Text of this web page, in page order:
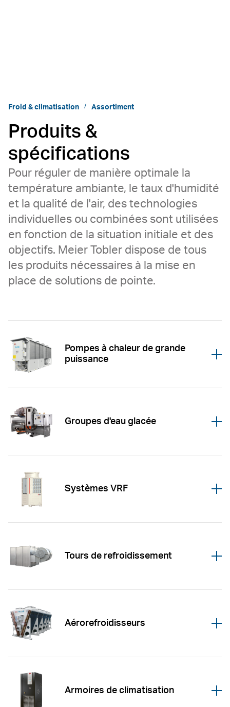
Froid & climatisation Assortiment
Produits &
spécifications
Pour réguler de manière optimale la
température ambiante, le taux d'humidité
et la qualité de l'air, des technologies
individuelles ou combinées sont utilisées
en fonction de la situation initiale et des
objectifs. Meier Tobler dispose de tous
les produits nécessaires à la mise en
place de solutions de pointe.
Pompes à chaleur de grande
puissance
Groupes d'eau glacée
Öffnen
Systèmes VRF
Öffnen
Tours de refroidissement
Öffnen
Aérorefroidisseurs
Öffnen
Armoires de climatisation
Öffnen